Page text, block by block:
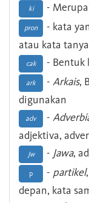
ki -
pron
- kata
atau kata tanya
cak - Bentuk
ark - Arkais,
digunakan
adv -
adjektiva,
Jw - Jawa,
p - partikel
depan, kata